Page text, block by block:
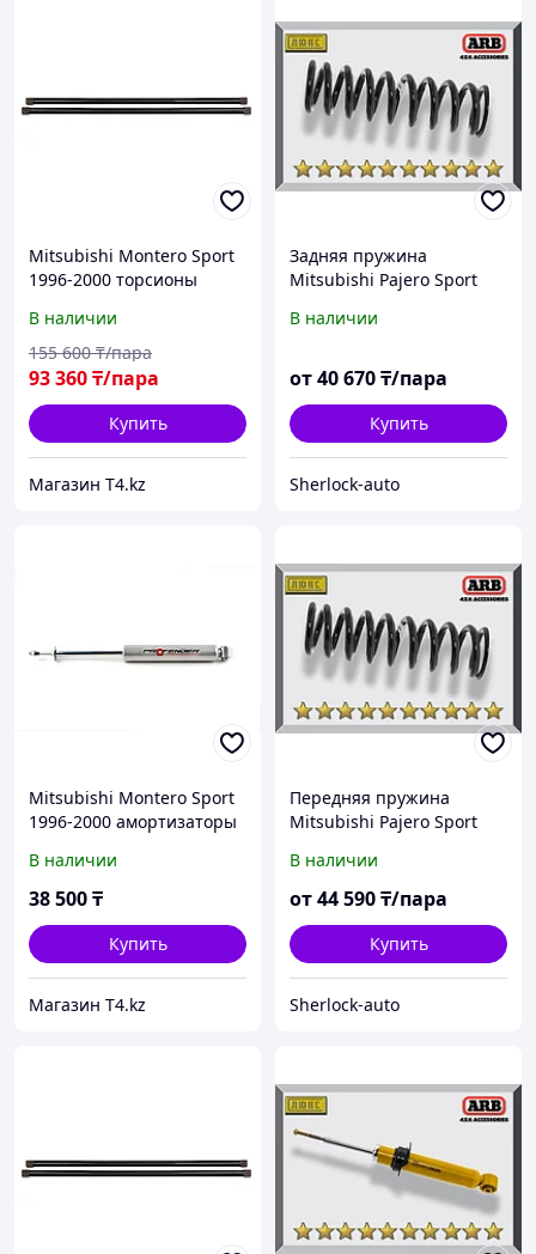
Mitsubishi Montero Sport
1996-2000 торсионы
IRONMAN 4X4
В наличии
93 360₸/пара
155 600 ₸/пара
Купить
Магазин T4.kz
Задняя пружина
Mitsubishi Pajero Sport
В наличии
от40 670₸/пара
Купить
Sherlock-auto
Mitsubishi Montero Sport
1996-2000 амортизаторы
PROFENDER Gas
В наличии
38 500₸
Купить
Магазин T4.kz
Передняя пружина
Mitsubishi Pajero Sport
В наличии
от44 590₸/пара
Купить
Sherlock-auto